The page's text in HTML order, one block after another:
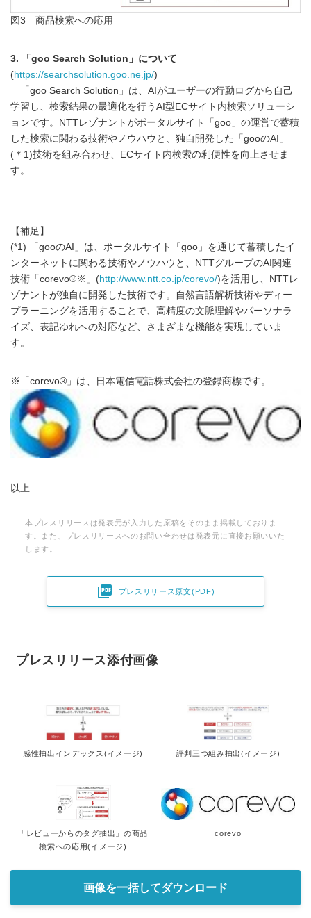
図3 商品検索への応用
3. 「goo Search Solution」について
(https://searchsolution.goo.ne.jp/)
「goo Search Solution」は、AIがユーザーの行動ログから自己
学習し、検索結果の最適化を行うAI型ECサイト内検索ソリューシ
ョンです。NTTレゾナントがポータルサイト「goo」の運営で蓄積
した検索に関わる技術やノウハウと、独自開発した「gooのAI」
(＊1)技術を組み合わせ、ECサイト内検索の利便性を向上させま
す。
【補足】
(*1) 「gooのAI」は、ポータルサイト「goo」を通じて蓄積したイ
ンターネットに関わる技術やノウハウと、NTTグループのAI関連
技術「corevo®※」(http://www.ntt.co.jp/corevo/)を活用し、NTTレ
ゾナントが独自に開発した技術です。自然言語解析技術やディー
プラーニングを活用することで、高精度の文脈理解やパーソナラ
イズ、表記ゆれへの対応など、さまざまな機能を実現していま
す。
※「corevo®」は、日本電信電話株式会社の登録商標です。
以上
本プレスリリースは発表元が入力した原稿をそのまま掲載しておりま
す。また、プレスリリースへのお問い合わせは発表元に直接お願いいた
します。
 プレスリリース原文(PDF)
プレスリリース添付画像
感性抽出インデックス(イメージ) 評判三つ組み抽出(イメージ)
「レビューからのタグ抽出」の商品
検索への応用(イメージ)
corevo
画像を一括してダウンロード